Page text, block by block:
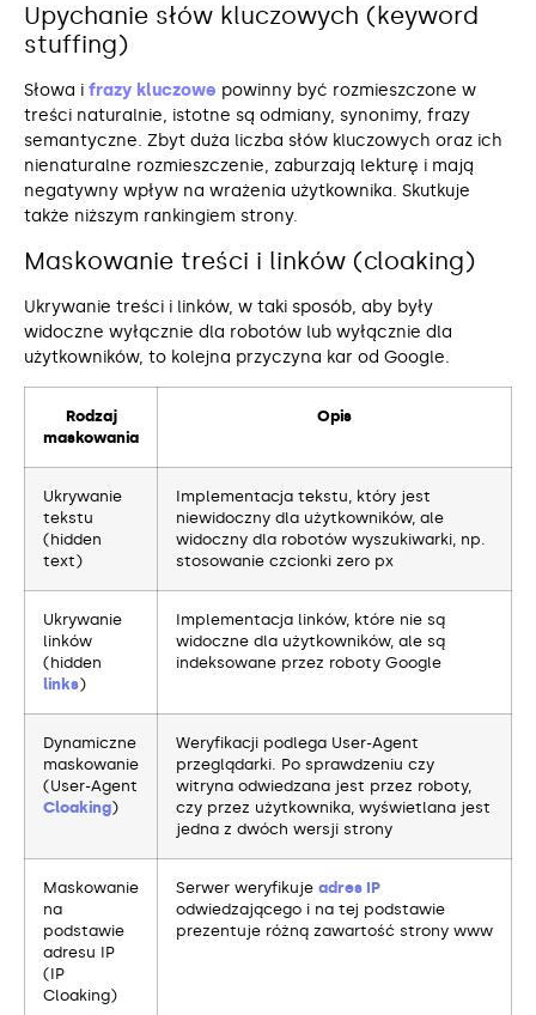
Upychanie słów kluczowych (keyword
stuffing)
Słowa i frazy kluczowe powinny być rozmieszczone w
treści naturalnie, istotne są odmiany, synonimy, frazy
semantyczne. Zbyt duża liczba słów kluczowych oraz ich
nienaturalne rozmieszczenie, zaburzają lekturę i mają
negatywny wpływ na wrażenia użytkownika. Skutkuje
także niższym rankingiem strony.
Maskowanie treści i linków (cloaking)
Ukrywanie treści i linków, w taki sposób, aby były
widoczne wyłącznie dla robotów lub wyłącznie dla
użytkowników, to kolejna przyczyna kar od Google.
Rodzaj
maskowania
Opis
Ukrywanie
tekstu
(hidden
text)
Implementacja tekstu, który jest
niewidoczny dla użytkowników, ale
widoczny dla robotów wyszukiwarki, np.
stosowanie czcionki zero px
Ukrywanie
linków
(hidden
links)
Implementacja linków, które nie są
widoczne dla użytkowników, ale są
indeksowane przez roboty Google
Dynamiczne
maskowanie
(User-Agent
Cloaking)
Weryfikacji podlega User-Agent
przeglądarki. Po sprawdzeniu czy
witryna odwiedzana jest przez roboty,
czy przez użytkownika, wyświetlana jest
jedna z dwóch wersji strony
Maskowanie
na
podstawie
adresu IP
(IP
Cloaking)
Serwer weryfikuje adres IP
odwiedzającego i na tej podstawie
prezentuje różną zawartość strony www